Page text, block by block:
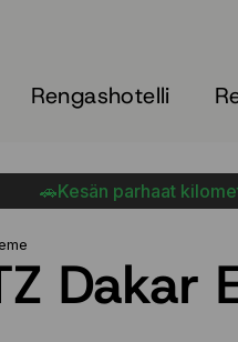
Rengashotelli
🚗Kesän parhaat
Dakar